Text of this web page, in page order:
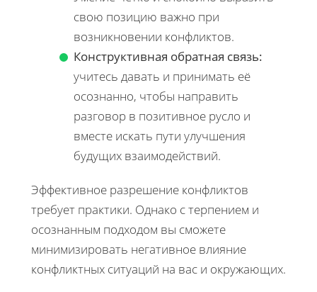
свою позицию важно при
возникновении конфликтов.
Конструктивная обратная связь:
учитесь давать и принимать её
осознанно, чтобы направить
разговор в позитивное русло и
вместе искать пути улучшения
будущих взаимодействий.
Эффективное разрешение конфликтов
требует практики. Однако с терпением и
осознанным подходом вы сможете
минимизировать негативное влияние
конфликтных ситуаций на вас и окружающих.